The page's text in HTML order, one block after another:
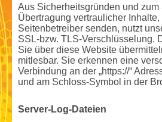
Aus Sicherheitsgründen und zum
Übertragung vertraulicher
Seitenbetreiber senden, nutzt
SSL-bzw. TLS-Verschlüsselung.
Sie über diese Website
mitlesbar. Sie erkennen eine
Verbindung an der „https://“
und am Schloss-Symbol in der
Server-Log-Dateien